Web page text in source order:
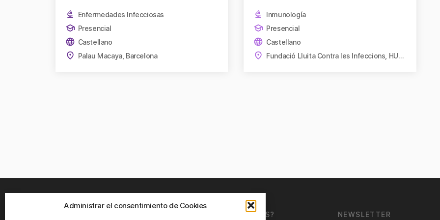
Administrar el consentimiento de Cookies
Enfermedades Infecciosas
Presencial
Castellano
Palau Macaya, Barcelona
Inmunología
Presencial
Castellano
Fundació Lluita Contra les Infeccions, HUGTiP
¿DÓNDE ESTAMOS? NEWSLETTER